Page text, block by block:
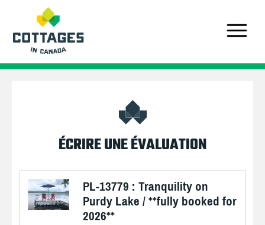
ÉCRIRE UNE ÉVALUATION
PL-13779 : Tranquility on
Purdy Lake / **fully booked for
2026**